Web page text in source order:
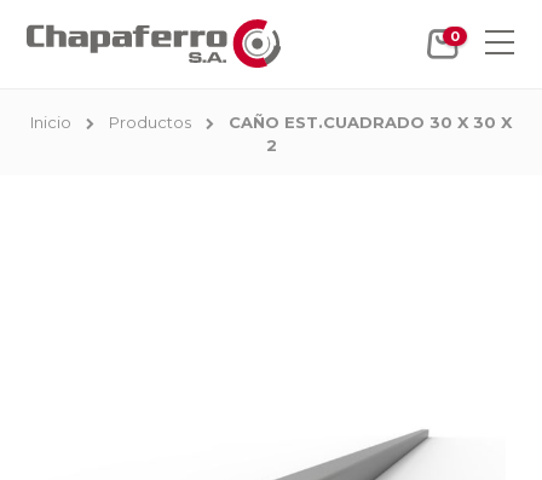
0
Inicio Productos
CAÑO EST.CUADRADO 30 X 30 X
2